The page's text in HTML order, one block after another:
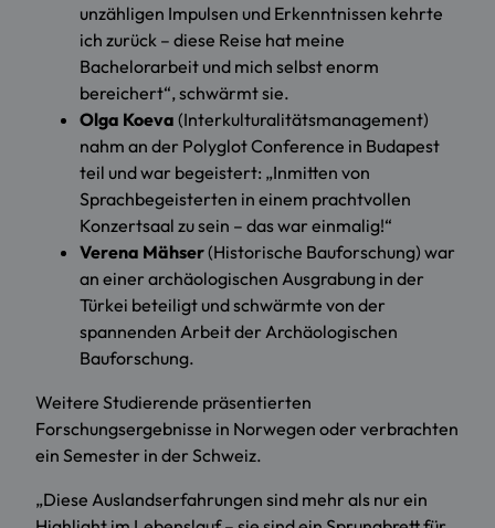
unzähligen Impulsen und Erkenntnissen kehrte
ich zurück – diese Reise hat meine
Bachelorarbeit und mich selbst enorm
bereichert“, schwärmt sie.
Olga Koeva (Interkulturalitätsmanagement)
nahm an der Polyglot Conference in Budapest
teil und war begeistert: „Inmitten von
Sprachbegeisterten in einem prachtvollen
Konzertsaal zu sein – das war einmalig!“
Verena Mähser(Historische Bauforschung) war
an einer archäologischen Ausgrabung in der
Türkei beteiligt und schwärmte von der
spannenden Arbeit der Archäologischen
Bauforschung.
Weitere Studierende präsentierten
Forschungsergebnisse in Norwegen oder verbrachten
ein Semester in der Schweiz.
„Diese Auslandserfahrungen sind mehr als nur ein